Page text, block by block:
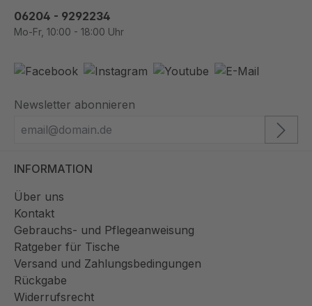
06204 - 9292234
Mo-Fr, 10:00 - 18:00 Uhr
Newsletter abonnieren
INFORMATION
Über uns
Kontakt
Gebrauchs- und Pflegeanweisung
Ratgeber für Tische
Versand und Zahlungsbedingungen
Rückgabe
Widerrufsrecht